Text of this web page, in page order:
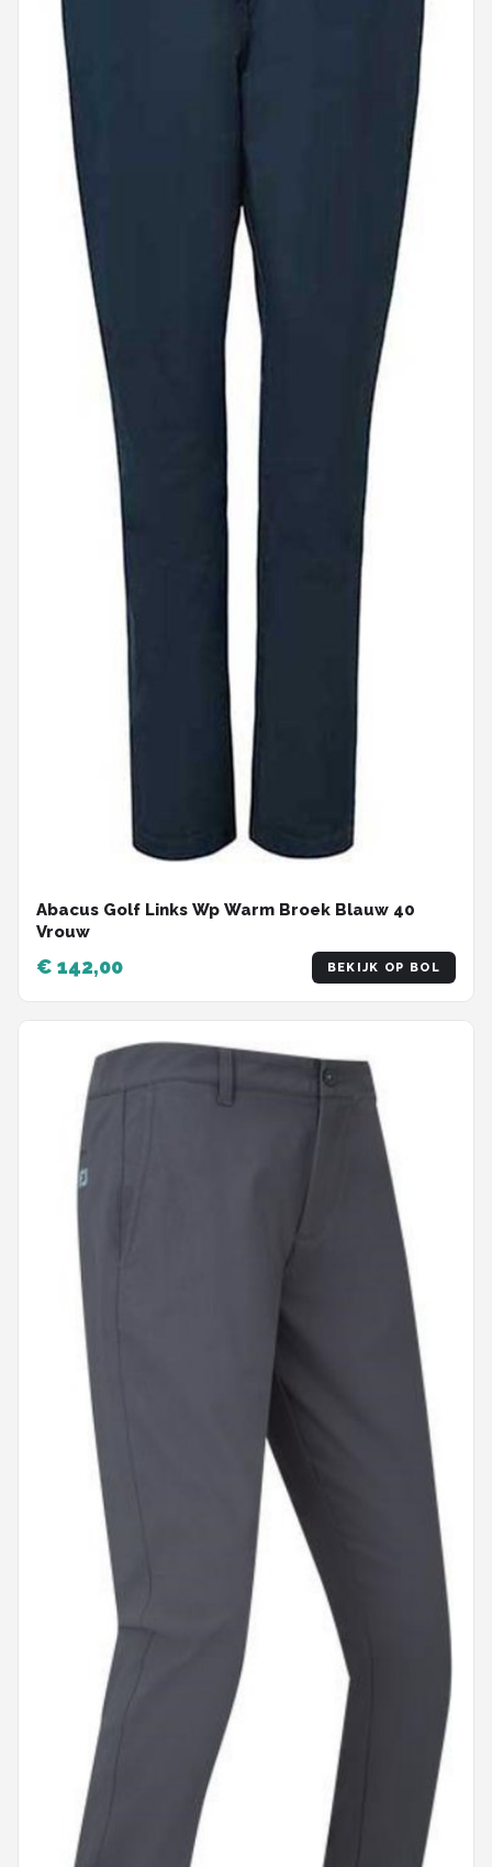
Abacus Golf Links Wp Warm Broek Blauw 40
Vrouw
€ 142,00 BEKIJK OP BOL